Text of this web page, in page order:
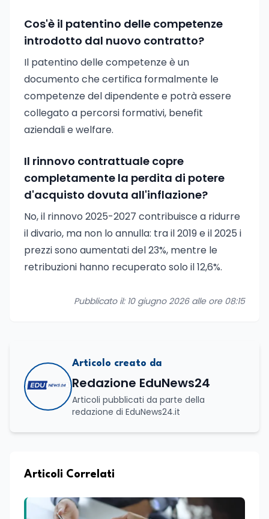
Cos'è il patentino delle competenze
introdotto dal nuovo contratto?
Il patentino delle competenze è un
documento che certifica formalmente le
competenze del dipendente e potrà essere
collegato a percorsi formativi, benefit
aziendali e welfare.
Il rinnovo contrattuale copre
completamente la perdita di potere
d'acquisto dovuta all'inflazione?
No, il rinnovo 2025-2027 contribuisce a ridurre
il divario, ma non lo annulla: tra il 2019 e il 2025 i
prezzi sono aumentati del 23%, mentre le
retribuzioni hanno recuperato solo il 12,6%.
Pubblicato il: 10 giugno 2026 alle ore 08:15
Articolo creato da
Redazione EduNews24
Articoli pubblicati da parte della
redazione di EduNews24.it
Articoli Correlati